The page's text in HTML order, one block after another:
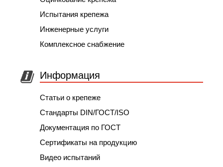
Испытания крепежа
Инженерные услуги
Комплексное снабжение
Информация
Статьи о крепеже
Стандарты DIN/ГОСТ/ISO
Документация по ГОСТ
Сертификаты на продукцию
Видео испытаний